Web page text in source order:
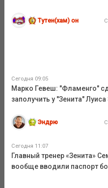
Тутен(хам) он
Сегодня 09:05
Марко Гевеш: "Фламенго"
заполучить у "Зенита"
Эндрю
Сегодня 11:07
Главный тренер «Зенита»
вообще вводили паспорт